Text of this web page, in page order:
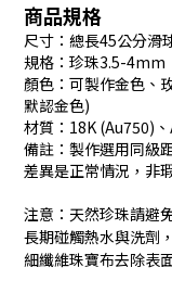
商品規格
尺寸：總長45公分滑
規格：珍珠3.5-4mm
顏色：可製作金色、
默認金色)
材質：18K (Au750)、
備註：製作選用同級
差異是正常情況，非
注意：天然珍珠請避
長期碰觸熱水與洗劑
細纖維珠寶布去除表